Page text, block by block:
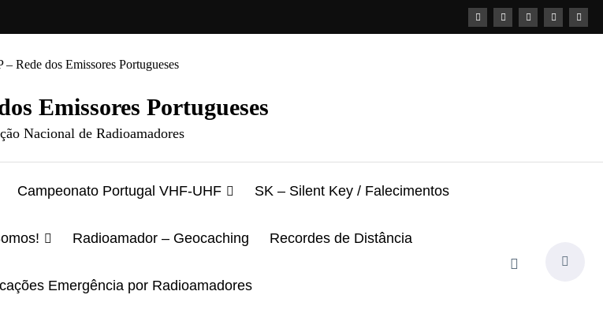
Emissores Portugueses
Nacional de Radioamadores
Campeonato Portugal VHF-UHF SK – Silent Key / Falecimentos
Radioamador – Geocaching Recordes de Distância
Emergência por Radioamadores